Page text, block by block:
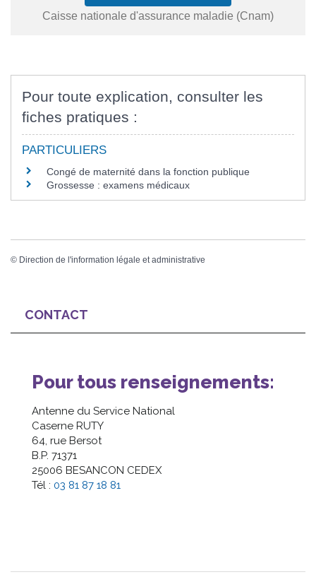
Caisse nationale d'assurance maladie (Cnam)
Pour toute explication, consulter les
fiches pratiques :
PARTICULIERS
Congé de maternité dans la fonction publique
Grossesse : examens médicaux
© Direction de l'information légale et administrative
CONTACT
Pour tous renseignements:
Antenne du Service National
Caserne RUTY
64, rue Bersot
B.P. 71371
25006 BESANCON CEDEX
Tél : 03 81 87 18 81